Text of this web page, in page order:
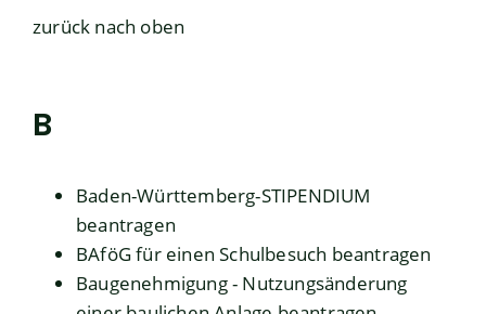
zurück nach oben
B
Baden-Württemberg-STIPENDIUM
beantragen
BAföG für einen Schulbesuch beantragen
Baugenehmigung - Nutzungsänderung